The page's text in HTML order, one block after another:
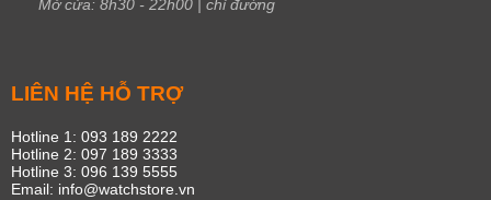
Mở cửa: 8h30 - 22h00 | chỉ đường
LIÊN HỆ HỖ TRỢ
Hotline 1: 093 189 2222
Hotline 2: 097 189 3333
Hotline 3: 096 139 5555
Email: info@watchstore.vn